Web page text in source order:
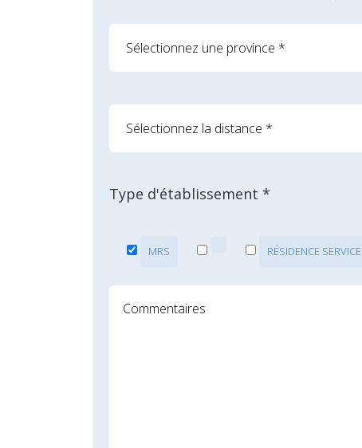
Type d'établissement *
MRS RÉSIDENCE SERVICE